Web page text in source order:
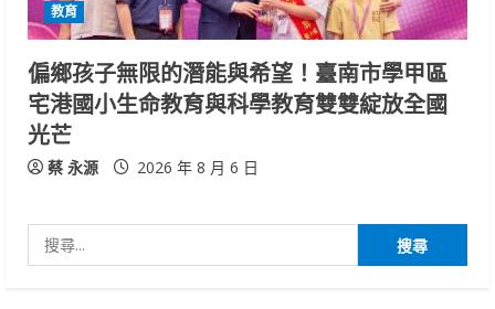
教育
偏鄉孩子無限的潛能與希望！臺南市學甲區
宅港國小生命教育與科學教育雙雙綻放全國
光芒
蔡 永源 2026 年 8 月 6 日
尋